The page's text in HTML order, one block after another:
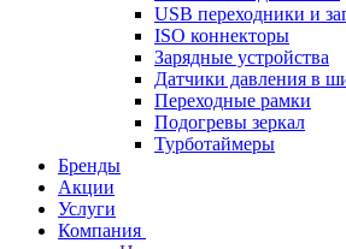
USB переходники и
ISO коннекторы
Зарядные устройства
Датчики давления в
Переходные рамки
Подогревы зеркал
Турботаймеры
Бренды
Акции
Услуги
Компания